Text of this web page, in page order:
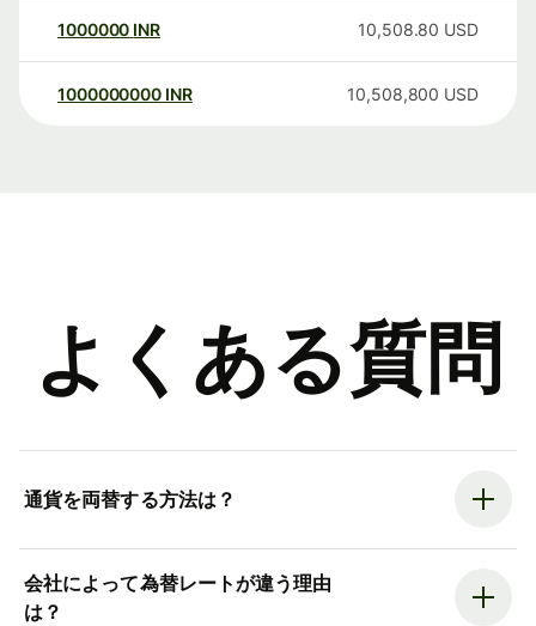
1000000 INR 10,508.80 USD
1000000000 INR 10,508,800 USD
よくある質問
通貨を両替する方法は？
会社によって為替レートが違う理由
は？